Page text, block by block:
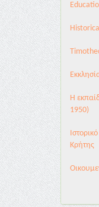
Η
1950)
Κρήτης